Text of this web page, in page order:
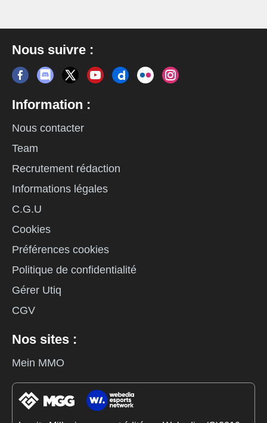
Nous suivre :
Information :
Nous contacter
Team
Recrutement rédaction
Informations légales
C.G.U
Cookies
Préférences cookies
Politique de confidentialité
Gérer Utiq
CGV
Nos sites :
Mein MMO